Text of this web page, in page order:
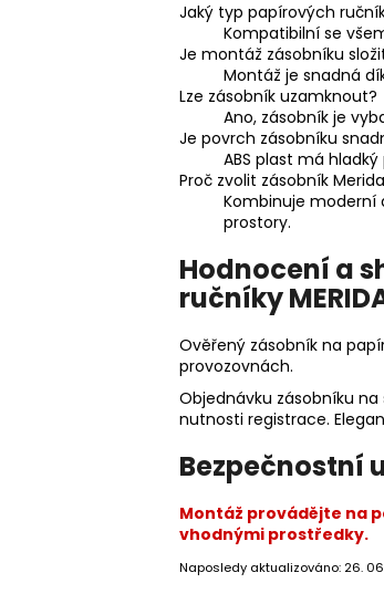
Jaký typ papírových
Kompatibilní se
Je montáž zásobníku
Montáž je snadná
Lze zásobník uzamknout?
Ano, zásobník je
Je povrch zásobníku
ABS plast má
Proč zvolit zásobník
Kombinuje moderní
prostory.
Hodnocení a
ručníky
Ověřený zásobník na
provozovnách.
Objednávku zásobníku na
nutnosti registrace.
Bezpečnostní
Montáž provádějte na
vhodnými prostředky.
Naposledy aktualizováno: 26.